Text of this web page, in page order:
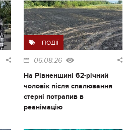
ПОДІЇ
06.08.26
На Рівненщині 62-річний
чоловік після спалювання
стерні потрапив в
реанімацію